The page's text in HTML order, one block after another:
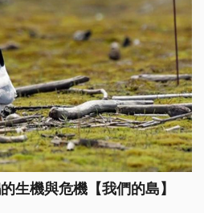
生機與危機【我們的島】